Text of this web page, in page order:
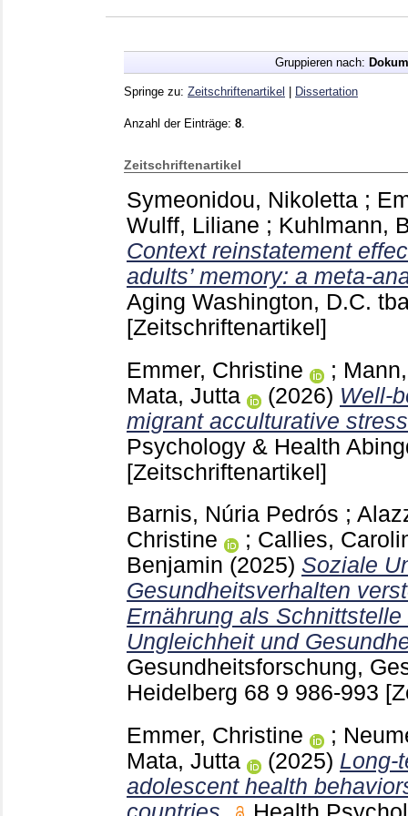
Gruppieren nach:
Springe zu: Zeitschriftenartikel Dissertation
Anzahl der Einträge: 8
Zeitschriftenartikel
Symeonidou, Nikoletta ;
Wulff, Liliane ; Kuhlmann,
Context reinstatement
adults’ memory: a meta-
Aging Washington, D.C.
[Zeitschriftenartikel]
Emmer, Christine
;
Mata, Jutta
(2026) Well-
migrant acculturative
Psychology & Health
[Zeitschriftenartikel]
Barnis, Núria Pedrós ;
Christine
; Callies,
Benjamin (2025) Soziale
Gesundheitsverhalten
Ernährung als
Ungleichheit und
Gesundheitsforschung,
Heidelberg 68 9 986-993
Emmer, Christine
;
Mata, Jutta
(2025) Long-
adolescent health